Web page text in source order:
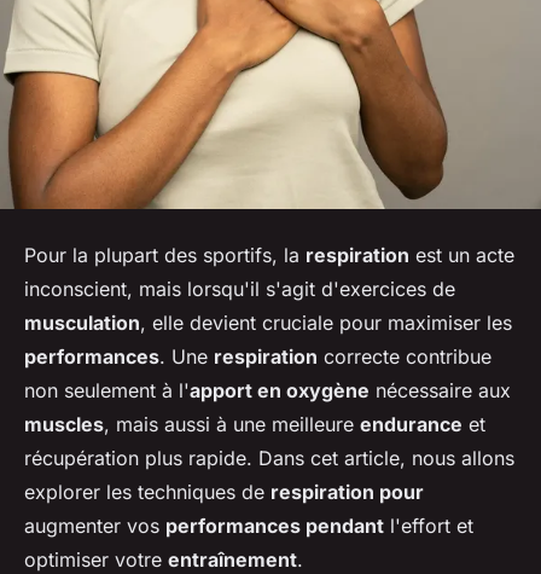
Pour la plupart des sportifs, la respiration est un acte
inconscient, mais lorsqu'il s'agit d'exercices de
musculation, elle devient cruciale pour maximiser les
performances. Une respiration correcte contribue
non seulement à l'apport en oxygène nécessaire aux
muscles, mais aussi à une meilleure endurance et
récupération plus rapide. Dans cet article, nous allons
explorer les techniques de respiration pour
augmenter vos performances pendant l'effort et
optimiser votre entraînement.